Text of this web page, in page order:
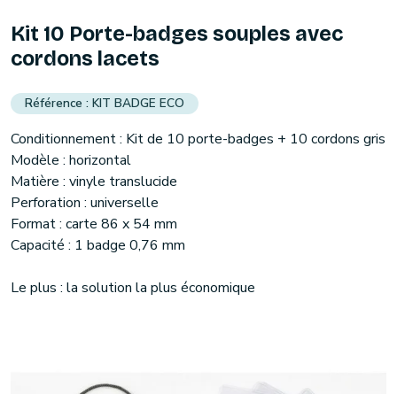
Kit 10 Porte-badges souples avec
cordons lacets
KIT BADGE ECO
Conditionnement : Kit de 10 porte-badges + 10 cordons gris
Modèle : horizontal
Matière : vinyle translucide
Perforation : universelle
Format : carte 86 x 54 mm
Capacité : 1 badge 0,76 mm
Le plus : la solution la plus économique